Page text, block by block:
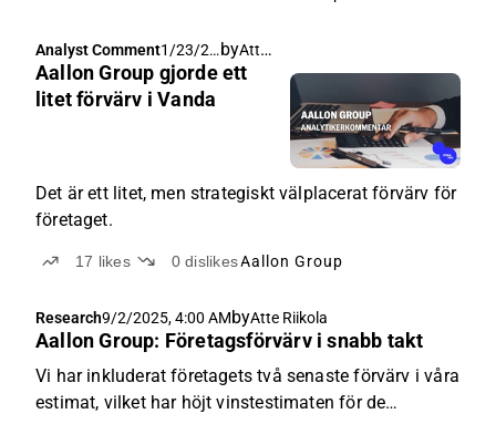
verksamhet och utsikterna för vinsttillväxt på
Analyst Comment1/23/20
26, 5:00
AM
by Atte Riikola
Aallon Group gjorde ett
litet förvärv i Vanda
Det är ett litet, men strategiskt välplacerat förvärv för
företaget.
17 likes 0dislikesAallon Group
Research9/2/2025, 4:00 AMbyAtte Riikola
Aallon Group: Företagsförvärv i snabb takt
Vi har inkluderat företagets två senaste förvärv i våra
estimat, vilket har höjt vinstestimaten för de